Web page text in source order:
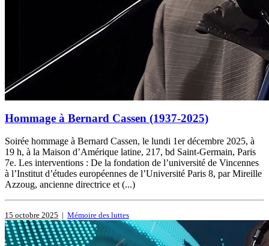
Hommage à Bernard Cassen (1937-2025)
Soirée hommage à Bernard Cassen, le lundi 1er décembre 2025, à
19 h, à la Maison d’Amérique latine, 217, bd Saint-Germain, Paris
7e. Les interventions : De la fondation de l’université de Vincennes
à l’Institut d’études européennes de l’Université Paris 8, par Mireille
Azzoug, ancienne directrice et (...)
15 octobre 2025 | Mémoire des luttes